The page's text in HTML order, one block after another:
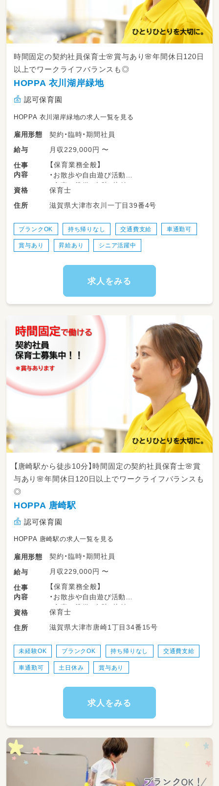
時間固定の契約社員保育士🌸賞与あり🌸年間休日120日
以上でワークライフバランスも◎
HOPPA 衣川湖岸緑地
認可保育園
HOPPA 衣川湖岸緑地の求人一覧を見る
雇用形態
契約・臨時・期間社員
給与
月収229,000円 〜
仕事
内容
【保育業務全般】
・お散歩や自由遊び活動
・食事の準備、介助、片付け
・排泄介助、着替えの援助
・園の開園準備、お迎え
・記録や立案保育計画の作成（年間の指導計画、
月々の計画案、週案の作成）など
https://keceg.jp/school/hoppa-kinugawa/
資格
保育士
住所
滋賀県大津市衣川一丁目39番4号
ブランクOK 持ち帰りなし 交通費支給 車通勤可
賞与あり 昇給あり シニア活躍中
求人をみる
【唐崎駅から徒歩10分】時間固定の契約社員保育士🌸賞
与あり🌸年間休日120日以上でワークライフバランスも
◎
HOPPA 唐崎駅
認可保育園
HOPPA 唐崎駅の求人一覧を見る
雇用形態
契約・臨時・期間社員
給与
月収229,000円 〜
仕事
内容
【保育業務全般】
・お散歩や自由遊び活動
・食事の準備、介助、片付け
・排泄介助、着替えの援助
・園の開園準備、お迎え
・記録や立案保育計画の作成（年間の指導計画、
月々の計画案、週案の作成）など
https://keceg.jp/school/hoppa-karasakieki/
資格
保育士
住所
滋賀県大津市唐崎1丁目34番15号
未経験OK ブランクOK 持ち帰りなし 交通費支給
車通勤可 土日休み 賞与あり
求人をみる